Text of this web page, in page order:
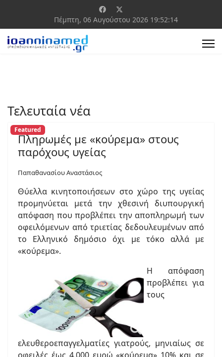
Πέμπτη, 06 Αυγούστου 2026 19:52:15
Τελευταία νέα
Featured
Πληρωμές με «κούρεμα» στους
παρόχους υγείας
Παπαθανασίου Αναστάσιος
Θύελλα κινητοποιήσεων στο χώρο της υγείας
προμηνύεται μετά την χθεσινή διυπουργική
απόφαση που προβλέπει την αποπληρωμή των
οφειλόμενων από τριετίας δεδουλευμένων από
το Ελληνικό δημόσιο όχι με τόκο αλλά με
«κούρεμα».
Η απόφαση
προβλέπει για
τους
ελευθεροεπαγγελματίες γιατρούς, μηνιαίως σε